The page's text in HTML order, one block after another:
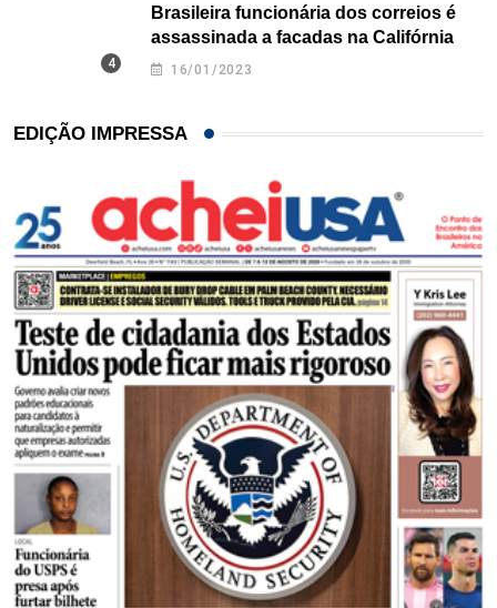
Brasileira funcionária dos correios é
assassinada a facadas na Califórnia
16/01/2023
EDIÇÃO IMPRESSA